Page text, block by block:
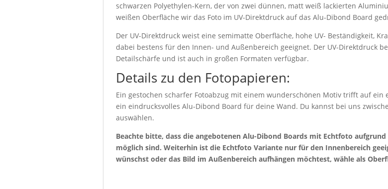
schwarzen Polyethylen-Kern, der von zwei dünnen, matt weiß lackierten
weißen Oberfläche wir das Foto im UV-Direktdruck auf das Alu-Dibond Board
Der UV-Direktdruck weist eine semimatte Oberfläche, hohe UV- Beständigkeit,
dabei bestens für den Innen- und Außenbereich geeignet. Der UV-Direktdruck
Detailschärfe und ist auch in großen Formaten verfügbar.
Details zu den Fotopapieren:
Ein gestochen scharfer Fotoabzug mit einem wunderschönen Motiv trifft auf
ein eindrucksvolles Alu-Dibond Board für deine Wand. Du kannst bei uns
auswählen.
Beachte bitte, dass die angebotenen Alu-Dibond Boards mit Echtfoto
möglich sind. Weiterhin ist die Echtfoto Variante nur für den Innenbereich
wünschst oder das Bild im Außenbereich aufhängen möchtest, wähle als